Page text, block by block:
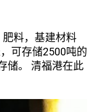
料，基建材料
可存储2500吨的
储。 清福港在此